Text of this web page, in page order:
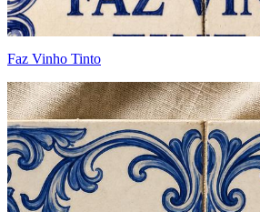
Faz Vinho Tinto